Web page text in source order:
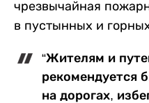
чрезвычайная
в пустынных и
“Жителям и
рекомендуется
на дорогах,